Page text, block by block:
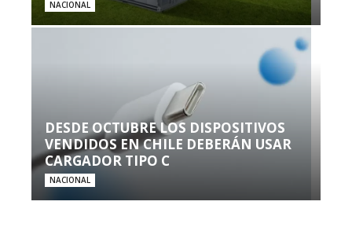
NACIONAL
DESDE OCTUBRE LOS DISPOSITIVOS
VENDIDOS EN CHILE DEBERÁN USAR
CARGADOR TIPO C
NACIONAL